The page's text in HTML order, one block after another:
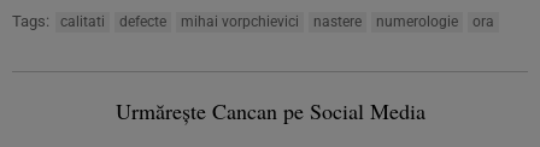
Tags: calitati defecte mihai vorpchievici nastere numerologie ora
Urmărește Cancan pe Social Media